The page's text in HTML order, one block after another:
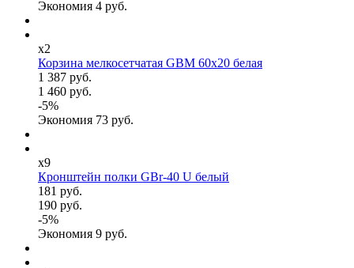
Экономия 4 руб.
x2
Корзина мелкосетчатая GBM 60х20 белая
1 387 руб.
1 460 руб.
-5%
Экономия 73 руб.
x9
Кронштейн полки GBr-40 U белый
181 руб.
190 руб.
-5%
Экономия 9 руб.